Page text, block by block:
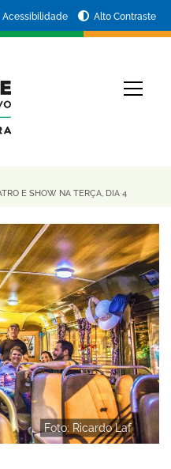
Acessibilidade Alto Contraste
E SHOW NA TERÇA, DIA 4
Foto: Ricardo Laf